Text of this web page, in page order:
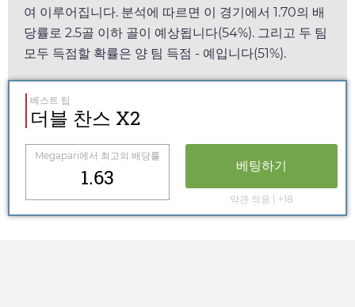
여 이루어집니다. 분석에 따르면 이 경기에서 1.70의 배
당률로 2.5골 이하 골이 예상됩니다(54%). 그리고 두 팀
모두 득점할 확률은 양 팀 득점 - 예입니다(51%).
베스트 팁
더블 찬스 X2
Megapari에서 최고의 배당률
1.63 베팅하기
약관 적용 | +18